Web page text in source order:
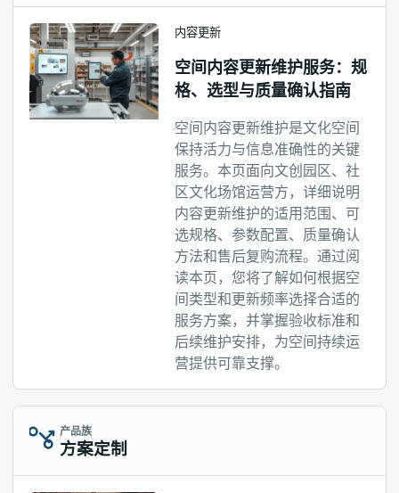
内容更新
空间内容更新维护服务：规
格、选型与质量确认指南
空间内容更新维护是文化空间
保持活力与信息准确性的关键
服务。本页面向文创园区、社
区文化场馆运营方，详细说明
内容更新维护的适用范围、可
选规格、参数配置、质量确认
方法和售后复购流程。通过阅
读本页，您将了解如何根据空
间类型和更新频率选择合适的
服务方案，并掌握验收标准和
后续维护安排，为空间持续运
营提供可靠支撑。
产品族
方案定制